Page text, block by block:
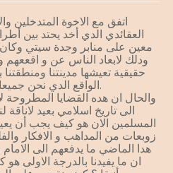
اتفق مع الاخوة المتدخلين
العقائدي الدي أخد يحتد بين
معين على منابر وجدة سيتي
ودلك لابعاد الناس عن و
حقيقية تعيشها مدينتنا
الواقع الدي نحن جميعا مسؤولون على ما وصل اليه.
والحال ان هده القضايا المطروحة
الى تاريخ اسلامي بعيد
المسلمين الان هو كيف يجب أن
زوبعات من المداهب و الافكار
هدا الماضي ما يدفعهم الى
ان ما يفيدنا بالدرجة الاولى